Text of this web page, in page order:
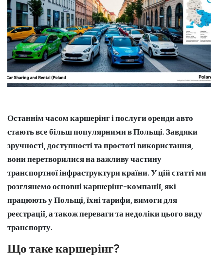
Останнім часом каршерінг і послуги оренди авто
стають все більш популярними в Польщі. Завдяки
зручності, доступності та простоті використання,
вони перетворилися на важливу частину
транспортної інфраструктури країни. У цій статті ми
розглянемо основні каршерінг-компанії, які
працюють у Польщі, їхні тарифи, вимоги для
реєстрації, а також переваги та недоліки цього виду
транспорту.
Що таке каршерінг?